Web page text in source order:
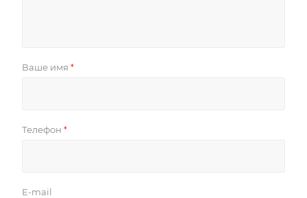
Ваше имя *
Телефон *
E-mail